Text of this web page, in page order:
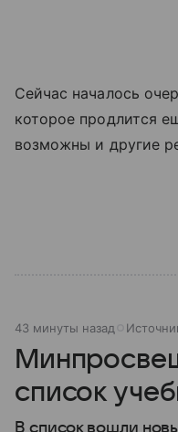
Сейчас началось
которое продлится
возможны и другие
43 минуты назад
список
В список вошли